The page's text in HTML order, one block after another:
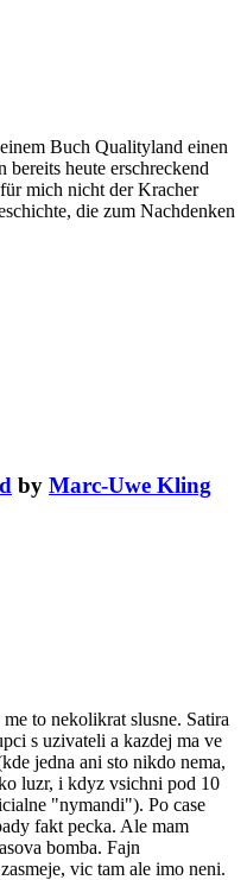
Buch Qualityland einen
heute erschreckend
mich nicht der Kracher
die zum Nachdenken
by Marc-Uwe Kling
to nekolikrat slusne. Satira
s uzivateli a kazdej ma ve
jedna ani sto nikdo nema,
luzr, i kdyz vsichni pod 10
"nymandi"). Po case
fakt pecka. Ale mam
bomba. Fajn
vic tam ale imo neni.